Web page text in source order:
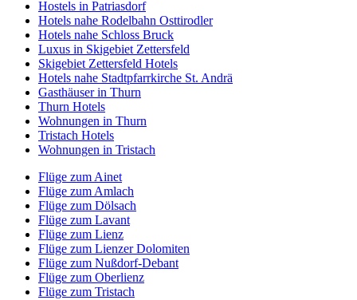
Hostels in Patriasdorf
Hotels nahe Rodelbahn Osttirodler
Hotels nahe Schloss Bruck
Luxus in Skigebiet Zettersfeld
Skigebiet Zettersfeld Hotels
Hotels nahe Stadtpfarrkirche St. Andrä
Gasthäuser in Thurn
Thurn Hotels
Wohnungen in Thurn
Tristach Hotels
Wohnungen in Tristach
Flüge zum Ainet
Flüge zum Amlach
Flüge zum Dölsach
Flüge zum Lavant
Flüge zum Lienz
Flüge zum Lienzer Dolomiten
Flüge zum Nußdorf-Debant
Flüge zum Oberlienz
Flüge zum Tristach